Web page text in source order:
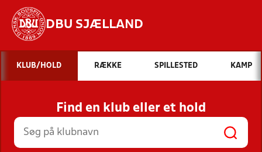
DBU SJÆLLAND
Hvad vil du søge efter?
INDHOLD OG NYHEDER
STILLINGER, RESULTATER, KLUBBER OG
HOLD
KLUB/HOLD RÆKKE SPILLESTED KAMP
Find en klub eller et hold